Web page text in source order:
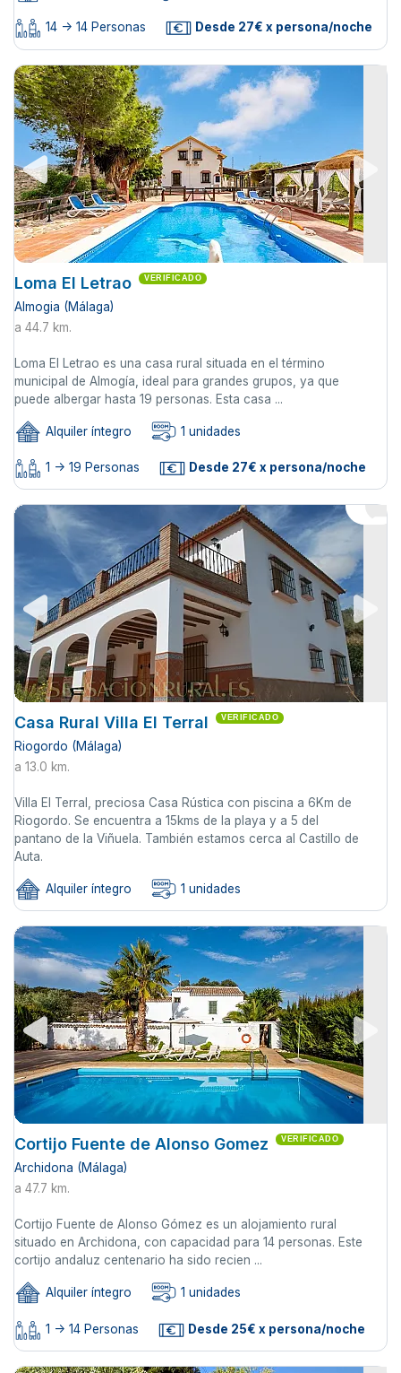
14 -> 14 Personas Desde 27€ x persona/noche
Loma El Letrao VERIFICADO
Almogia (Málaga)
a 44.7 km.
Loma El Letrao es una casa rural situada en el término
municipal de Almogía, ideal para grandes grupos, ya que
puede albergar hasta 19 personas. Esta casa ...
Alquiler íntegro 1 unidades
1 -> 19 Personas Desde 27€ x persona/noche
Casa Rural Villa El Terral VERIFICADO
Riogordo (Málaga)
a 13.0 km.
Villa El Terral, preciosa Casa Rústica con piscina a 6Km de
Riogordo. Se encuentra a 15kms de la playa y a 5 del
pantano de la Viñuela. También estamos cerca al Castillo de
Auta.
Alquiler íntegro 1 unidades
Cortijo Fuente de Alonso Gomez VERIFICADO
Archidona (Málaga)
a 47.7 km.
Cortijo Fuente de Alonso Gómez es un alojamiento rural
situado en Archidona, con capacidad para 14 personas. Este
cortijo andaluz centenario ha sido recien ...
Alquiler íntegro 1 unidades
1 -> 14 Personas Desde 25€ x persona/noche